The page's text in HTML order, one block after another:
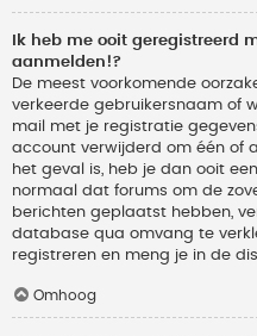
Ik heb me ooit geregistreerd
aanmelden!?
De meest voorkomende
verkeerde gebruikersnaam of
mail met je registratie
account verwijderd om één of
het geval is, heb je dan ooit
normaal dat forums om de
berichten geplaatst hebben,
database qua omvang te
registreren en meng je in de
Omhoog